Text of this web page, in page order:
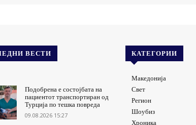
ВЕСТИ
Подобрена е состојбата на
пациентот транспортиран од
Турција по тешка повреда
09.08.2026 15:27
КАТЕГОРИИ
Македонија
Свет
Регион
Шоубиз
Хроника